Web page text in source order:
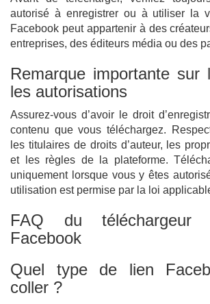
autorisé à enregistrer ou à utiliser la
Facebook peut appartenir à des
entreprises, des éditeurs média ou des
Remarque importante sur
les autorisations
Assurez-vous d’avoir le droit
contenu que vous téléchargez.
les titulaires de droits d’auteur, les
et les règles de la plateforme.
uniquement lorsque vous y êtes
utilisation est permise par la loi
FAQ du téléchargeur
Facebook
Quel type de lien
coller ?